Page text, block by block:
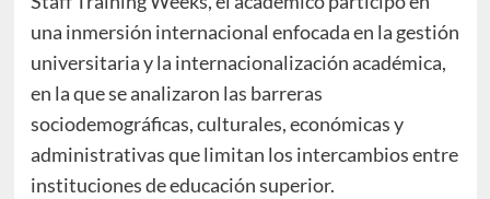
una inmersión internacional enfocada en la gestión
universitaria y la internacionalización académica,
en la que se analizaron las barreras
sociodemográficas, culturales, económicas y
administrativas que limitan los intercambios entre
instituciones de educación superior.